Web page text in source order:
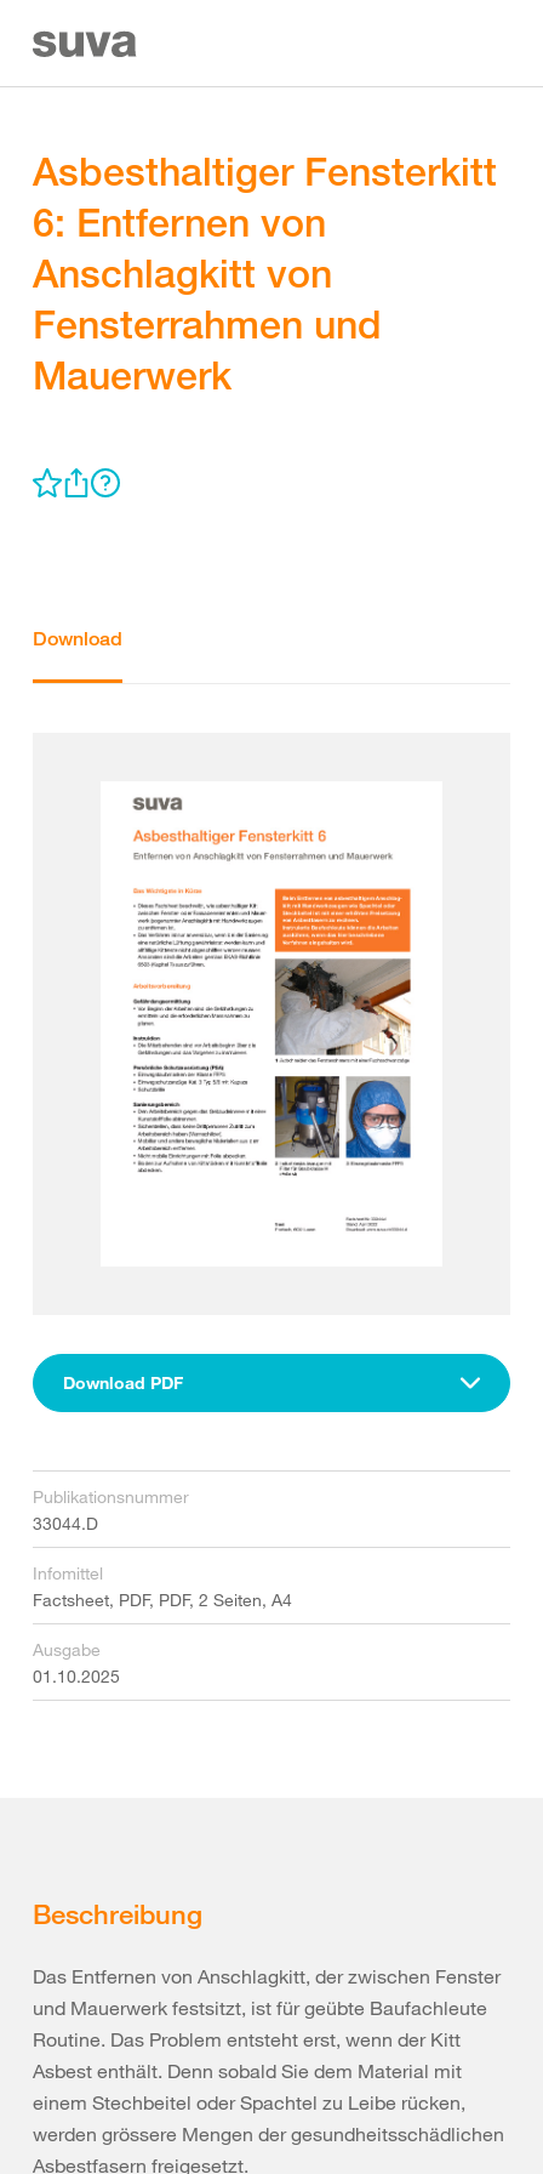
Asbesthaltiger Fensterkitt
6: Entfernen von
Anschlagkitt von
Fensterrahmen und
Mauerwerk
Download
Download PDF
Publikationsnummer
33044.D
Infomittel
Factsheet, PDF, PDF, 2 Seiten, A4
Ausgabe
01.10.2025
Beschreibung
Das Entfernen von Anschlagkitt, der zwischen Fenster
und Mauerwerk festsitzt, ist für geübte Baufachleute
Routine. Das Problem entsteht erst, wenn der Kitt
Asbest enthält. Denn sobald Sie dem Material mit
einem Stechbeitel oder Spachtel zu Leibe rücken,
werden grössere Mengen der gesundheitsschädlichen
Asbestfasern freigesetzt.